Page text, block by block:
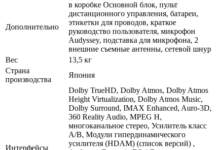
Дополнительно
в коробке Основной блок, пульт
дистанционного управления, батареи,
этикетки для проводов, краткое
руководство пользователя, микрофон
Audyssey, подставка для микрофона, 2
внешние съемные антенны, сетевой шнур
Вес
13,5 кг
Страна
производства
Япония
Интерфейсы
Dolby TrueHD, Dolby Atmos, Dolby Atmos
Height Virtualization, Dolby Atmos Music,
Dolby Surround, IMAX Enhanced, Auro-3D,
360 Reality Audio, MPEG H,
многоканальное стерео, Усилитель класс
А/В, Модули гипердинамического
усилителя (HDAM) (список версий) ,